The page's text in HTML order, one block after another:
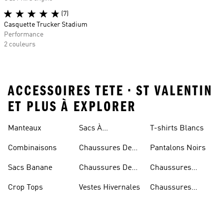
(7)
Casquette Trucker Stadium
Performance
2 couleurs
ACCESSOIRES TETE • ST VALENTIN
ET PLUS À EXPLORER
Manteaux
Combinaisons
Sacs Banane
Crop Tops
Rouges
Sacs À
Chaussures De
Chaussures De
Vestes Hivernales
T-shirts Blancs
Pantalons Noirs
Chaussures
Chaussures